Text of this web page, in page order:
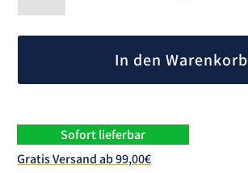
Beleuchtung
Menge
In den Warenkorb
Sofort lieferbar
Gratis Versand ab 99,00€